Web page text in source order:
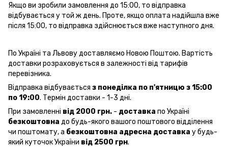
Якщо ви зробили замовлення до 15:00, то відправка
відбувається у той ж день. Проте, якщо оплата надійшла вже
після 15:00, то відправка здійснюється вже наступного дня.
По Україні та Львову доставляємо Новою Поштою. Вартість
доставки розраховується в залежності від тарифів
перевізника.
Відправка відбувається з понеділка по п'ятницю з 15:00
по 19:00. Термін доставки - 1-3 дні.
При замовленні від 2000 грн. - доставка по Україні
безкоштовна до будь-якого вашого поштового відділення
чи поштомату, а безкоштовна адресна доставка у будь-
який куточок України від 2500 грн.